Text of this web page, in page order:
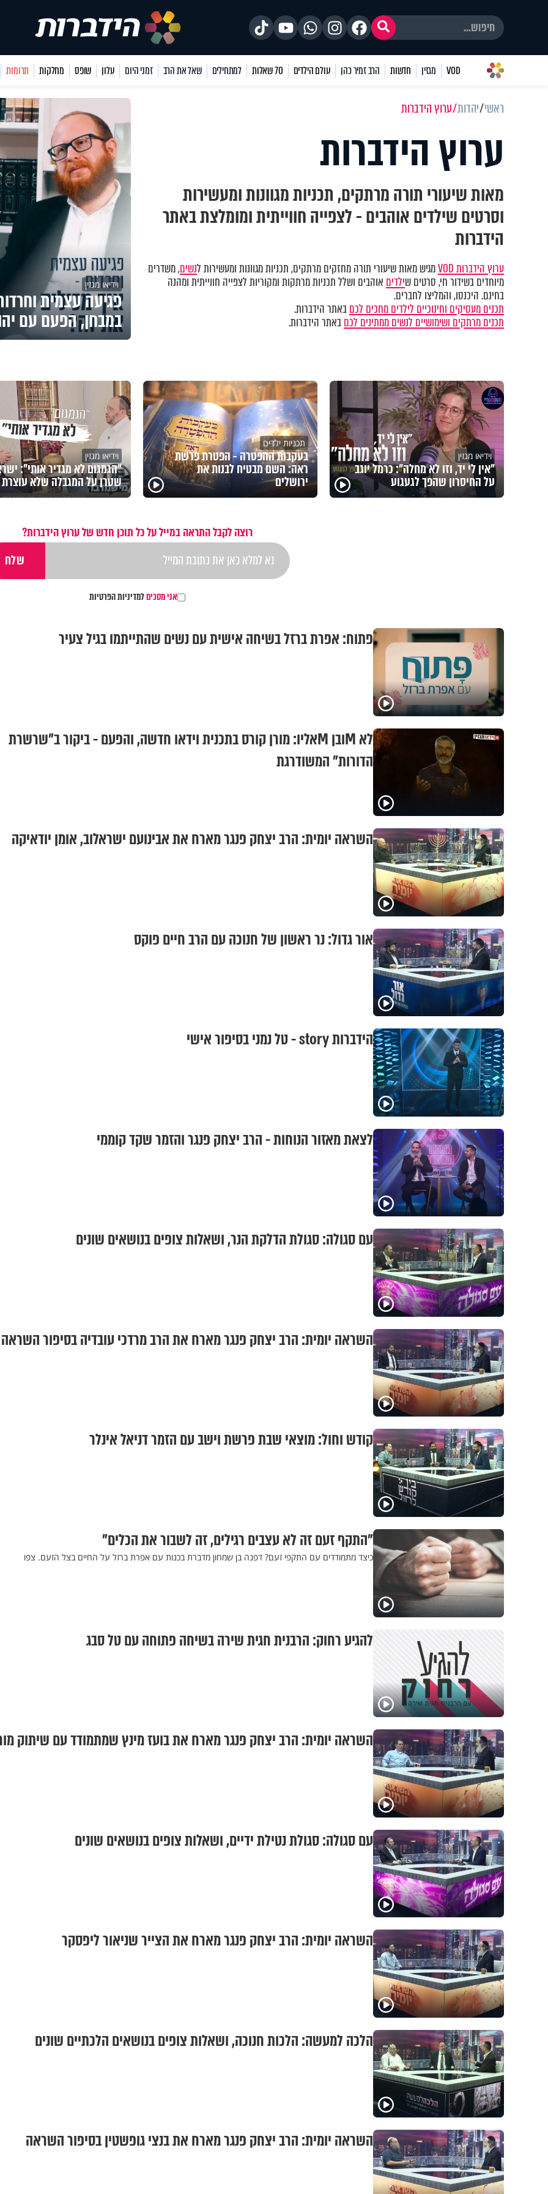
VOD מגזין חדשות הרב זמיר כהן עולם הילדים 70 שאלות למתחילים שאל את הרב זמני היום עלון שופס מחלקות תרומות
ראשי יהדות ערוץ הידברות
ערוץ הידברות
מאות שיעורי תורה מרתקים, תכניות מגוונות ומעשירות
וסרטים שילדים אוהבים - לצפייה חווייתית ומומלצת באתר
הידברות
ערוץ הידברות VOD מגיש מאות שיעורי תורה מחזקים מרתקים, תכניות מגוונות ומעשירות לנשים, משדרים
מיוחדים בשידור חי, סרטים שילדים אוהבים ושלל תכניות מרתקות ומקוריות לצפייה חווייתית ומהנה
בחינם. היכנסו, והמליצו לחברים.
תכנים מעסיקים וחינוכיים לילדים מחכים לכםבאתר הידברות.
תכנים מרתקים ושימושיים לנשים ממתינים לכםבאתר הידברות.
וידיאו מגזין
פגיעה עצמית
במבחן, הפעם עם
וידיאו מגזין
"אין לי יד, וזו לא מחלה": כרמל יוגב
על החיסרון שהפך לגעגוע
תכניות ילדים
בעקבות ההפטרה - הפטרת פרשת
ראה: השם מבטיח לבנות את
ירושלים
וידיאו מגזין
"הגמגום לא מגדיר אותי":
שטרן על המגבלה שלא עוצרת
רוצה לקבל התראה במייל על כל תוכן חדש של ערוץ הידברות?
אני מסכיםלמדיניות הפרטיות
פתוח: אפרת ברזל בשיחה אישית עם נשים שהתייתמו בגיל צעיר
לא Mובן Mאליו: מורן קורס בתכנית וידאו חדשה, והפעם - ביקור ב"שרשרת
הדורות" המשודרגת
השראה יומית: הרב יצחק פנגר מארח את אבינועם ישראלוב, אומן יודאיקה
אור גדול: נר ראשון של חנוכה עם הרב חיים פוקס
הידברות story - טל נמני בסיפור אישי
לצאת מאזור הנוחות - הרב יצחק פנגר והזמר שקד קוממי
עם סגולה: סגולת הדלקת הנר, ושאלות צופים בנושאים שונים
השראה יומית: הרב יצחק פנגר מארח את הרב מרדכי עובדיה בסיפור השראה
קודש וחול: מוצאי שבת פרשת וישב עם הזמר דניאל אינלר
"התקף זעם זה לא עצבים רגילים, זה לשבור את הכלים"
כיצד מתמודדים עם התקפי זעם? דפנה בן שמחון מדברת בכנות עם אפרת ברזל על החיים בצל הזעם. צפו
להגיע רחוק: הרבנית חגית שירה בשיחה פתוחה עם טל סבג
השראה יומית: הרב יצחק פנגר מארח את בועז מינץ שמתמודד עם שיתוק
עם סגולה: סגולת נטילת ידיים, ושאלות צופים בנושאים שונים
השראה יומית: הרב יצחק פנגר מארח את הצייר שניאור ליפסקר
הלכה למעשה: הלכות חנוכה, ושאלות צופים בנושאים הלכתיים שונים
השראה יומית: הרב יצחק פנגר מארח את בנצי גופשטין בסיפור השראה